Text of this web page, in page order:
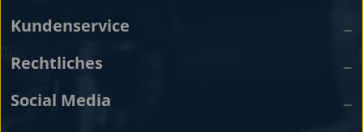
Kundenservice
Rechtliches
Social Media